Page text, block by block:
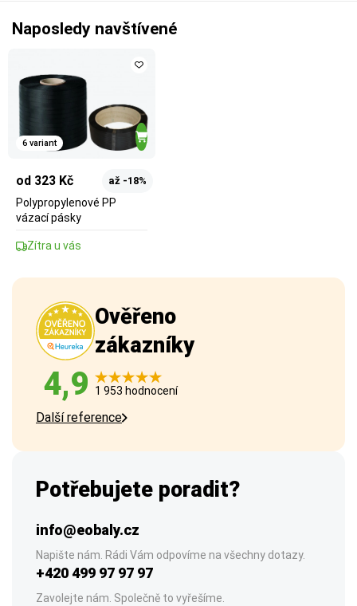
Naposledy navštívené
6 variant
od 323 Kč až -18%
Polypropylenové PP
vázací pásky
Zítra u vás
Ověřeno
zákazníky
4,9 1 953 hodnocení
Další reference
Potřebujete poradit?
info@eobaly.cz
Napište nám. Rádi Vám odpovíme na všechny dotazy.
+420 499 97 97 97
Zavolejte nám. Společně to vyřešíme.